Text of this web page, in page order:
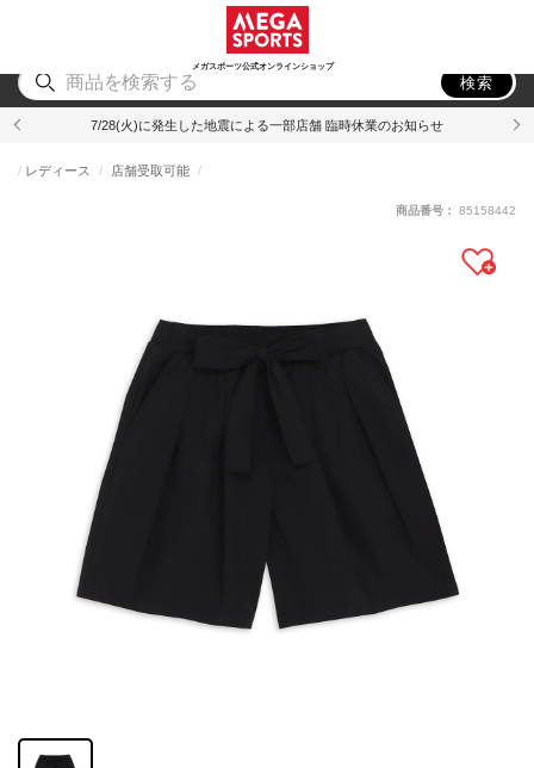
メガスポーツ公式オンラインショップ
アウトドア
検索
7/28(火)に発生した地震による一部店舗 臨時休業のお知らせ
レディース 店舗受取可能
商品番号： 85158442